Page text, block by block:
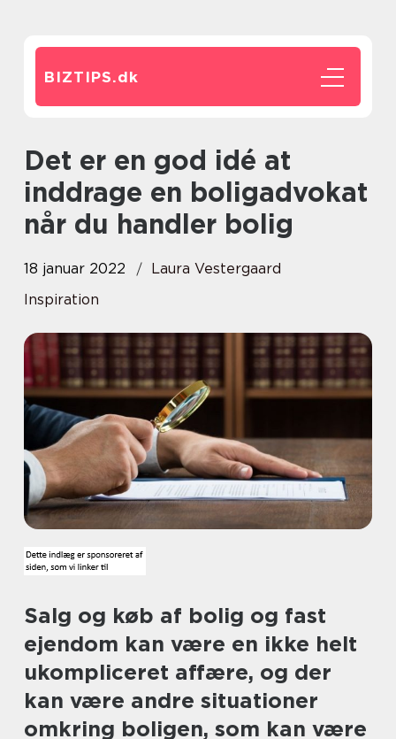
BIZTIPS.dk
Det er en god idé at
inddrage en boligadvokat
når du handler bolig
18 januar 2022
Laura Vestergaard
Inspiration
Salg og køb af bolig og fast
ejendom kan være en ikke helt
ukompliceret affære, og der
kan være andre situationer
omkring boligen, som kan være